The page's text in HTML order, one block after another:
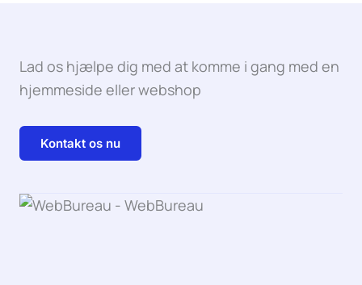
Lad os hjælpe dig med at komme i gang med en
hjemmeside eller webshop
Kontakt os nu